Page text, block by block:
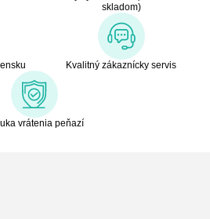
skladom)
Kvalitný zákaznícky servis
vrátenia peňazí